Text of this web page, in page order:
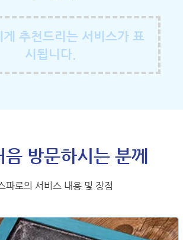
게 추천드리는 서비스가 표
시됩니다.
음 방문하시는 분께
파로의 서비스 내용 및 장점